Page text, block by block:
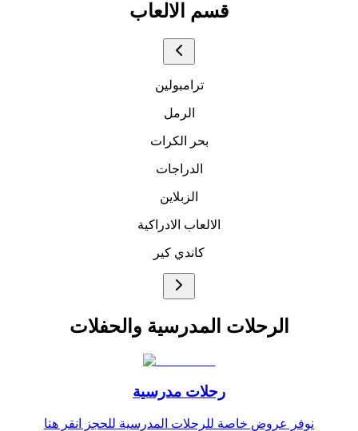
قسم الالعاب
ترامبولين
الرمل
بحر الكرات
الدراجات
الزبلاين
الالعاب الادراكية
كاندي كير
الرحلات المدرسية والحفلات
رحلات مدرسية
نوفر عروض خاصة للرحلات المدرسية للحجز انقر هنا